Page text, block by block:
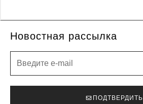
Новостная рассылка
ПОДТВЕРДИТЬ